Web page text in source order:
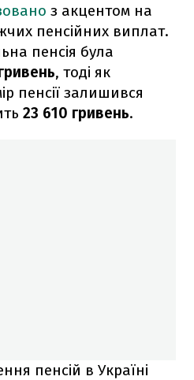
з акцентом на
пенсійних виплат.
пенсія була
, тоді як
пенсії залишився
23 610 гривень.
пенсій в Україні